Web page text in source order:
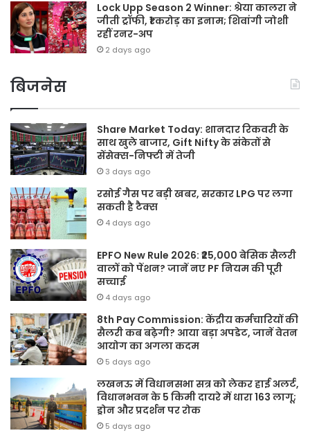
Lock Upp Season 2 Winner: श्रेया कालरा ने
जीती ट्रॉफी, ₹1 करोड़ का इनाम; शिवांगी जोशी
रहीं रनर-अप
2 days ago
बिजनेस
Share Market Today: शानदार रिकवरी के
साथ खुले बाजार, Gift Nifty के संकेतों से
सेंसेक्स-निफ्टी में तेजी
3 days ago
रसोई गैस पर बड़ी खबर, सरकार LPG पर लगा
सकती है टैक्स
4 days ago
EPFO New Rule 2026: ₹25,000 बेसिक सैलरी
वालों को पेंशन? जानें नए PF नियम की पूरी
सच्चाई
4 days ago
8th Pay Commission: केंद्रीय कर्मचारियों की
सैलरी कब बढ़ेगी? आया बड़ा अपडेट, जानें वेतन
आयोग का अगला कदम
5 days ago
लखनऊ में विधानसभा सत्र को लेकर हाई अलर्ट,
विधानभवन के 5 किमी दायरे में धारा 163 लागू;
ड्रोन और प्रदर्शन पर रोक
5 days ago